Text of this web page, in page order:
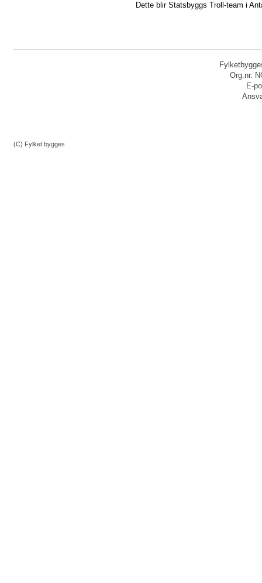
Dette blir Statsbyggs Troll-team i
Org.nr.
E-
(C) Fylket bygges